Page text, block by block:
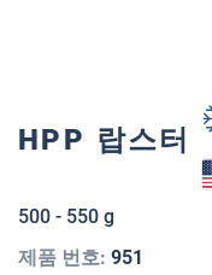
HPP 랍스터
500 - 550 g
제품 번호: 951